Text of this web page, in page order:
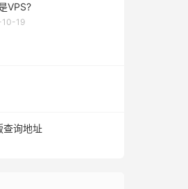
VPS?
10-19
查询地址